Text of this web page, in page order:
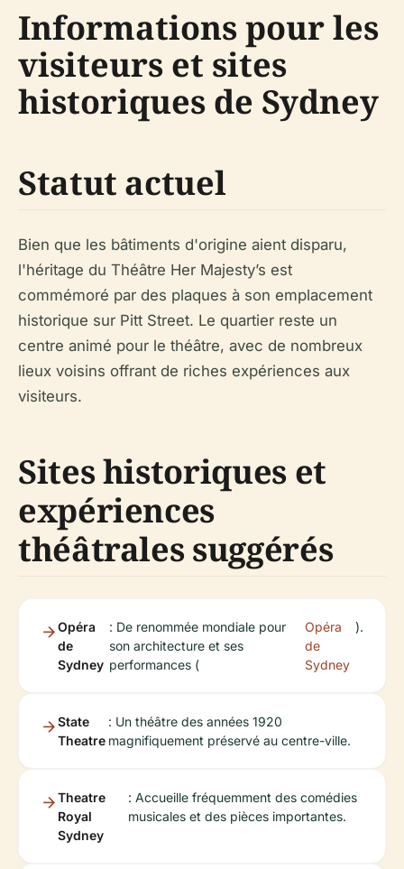
Informations pour les
visiteurs et sites
historiques de Sydney
Statut actuel
Bien que les bâtiments d'origine aient disparu,
l'héritage du Théâtre Her Majesty’s est
commémoré par des plaques à son emplacement
historique sur Pitt Street. Le quartier reste un
centre animé pour le théâtre, avec de nombreux
lieux voisins offrant de riches expériences aux
visiteurs.
Sites historiques et
expériences
théâtrales suggérés
Opéra
de
Sydney
: De renommée mondiale pour
son architecture et ses
performances (
Opéra
de
Sydney
).
State
Theatre
: Un théâtre des années 1920
magnifiquement préservé au centre-ville.
Theatre
Royal
Sydney
: Accueille fréquemment des comédies
musicales et des pièces importantes.